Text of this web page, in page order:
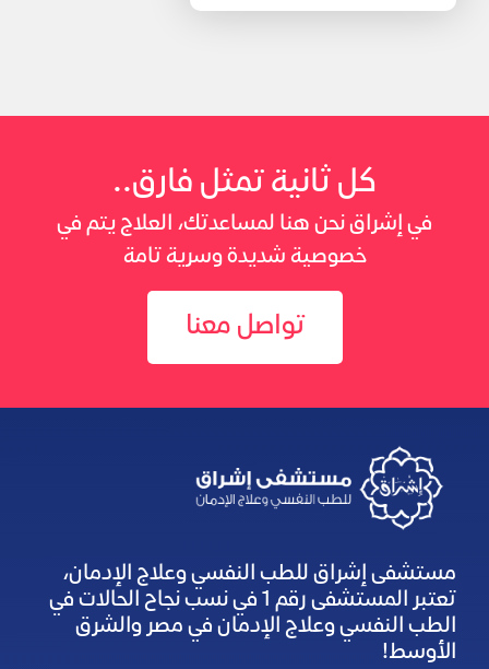
كل ثانية تمثل فارق..
في إشراق نحن هنا لمساعدتك، العلاج يتم في
خصوصية شديدة وسرية تامة
تواصل معنا
مستشفى إشراق للطب النفسي وعلاج الإدمان،
تعتبر المستشفى رقم 1 في نسب نجاح الحالات في
الطب النفسي وعلاج الإدمان في مصر والشرق
الأوسط!